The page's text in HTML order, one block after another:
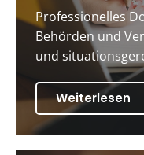
Professionelles
Behörden und
und
Weiterlesen